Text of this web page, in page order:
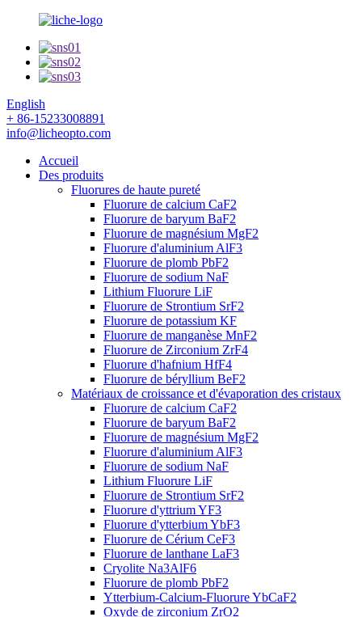
English
+ 86-15233008891
info@licheopto.com
Accueil
Des produits
Fluorures de haute pureté
Fluorure de calcium CaF2
Fluorure de baryum BaF2
Fluorure de magnésium MgF2
Fluorure d'aluminium AlF3
Fluorure de plomb PbF2
Fluorure de sodium NaF
Lithium Fluorure LiF
Fluorure de Strontium SrF2
Fluorure de potassium KF
Fluorure de manganèse MnF2
Fluorure de Zirconium ZrF4
Fluorure d'hafnium HfF4
Fluorure de béryllium BeF2
Matériaux de croissance et d'évaporation des cristaux
Fluorure de calcium CaF2
Fluorure de baryum BaF2
Fluorure de magnésium MgF2
Fluorure d'aluminium AlF3
Fluorure de sodium NaF
Lithium Fluorure LiF
Fluorure de Strontium SrF2
Fluorure d'yttrium YF3
Fluorure d'ytterbium YbF3
Fluorure de Cérium CeF3
Fluorure de lanthane LaF3
Cryolite Na3AlF6
Fluorure de plomb PbF2
Ytterbium-Calcium-Fluorure YbCaF2
Oxyde de zirconium ZrO2